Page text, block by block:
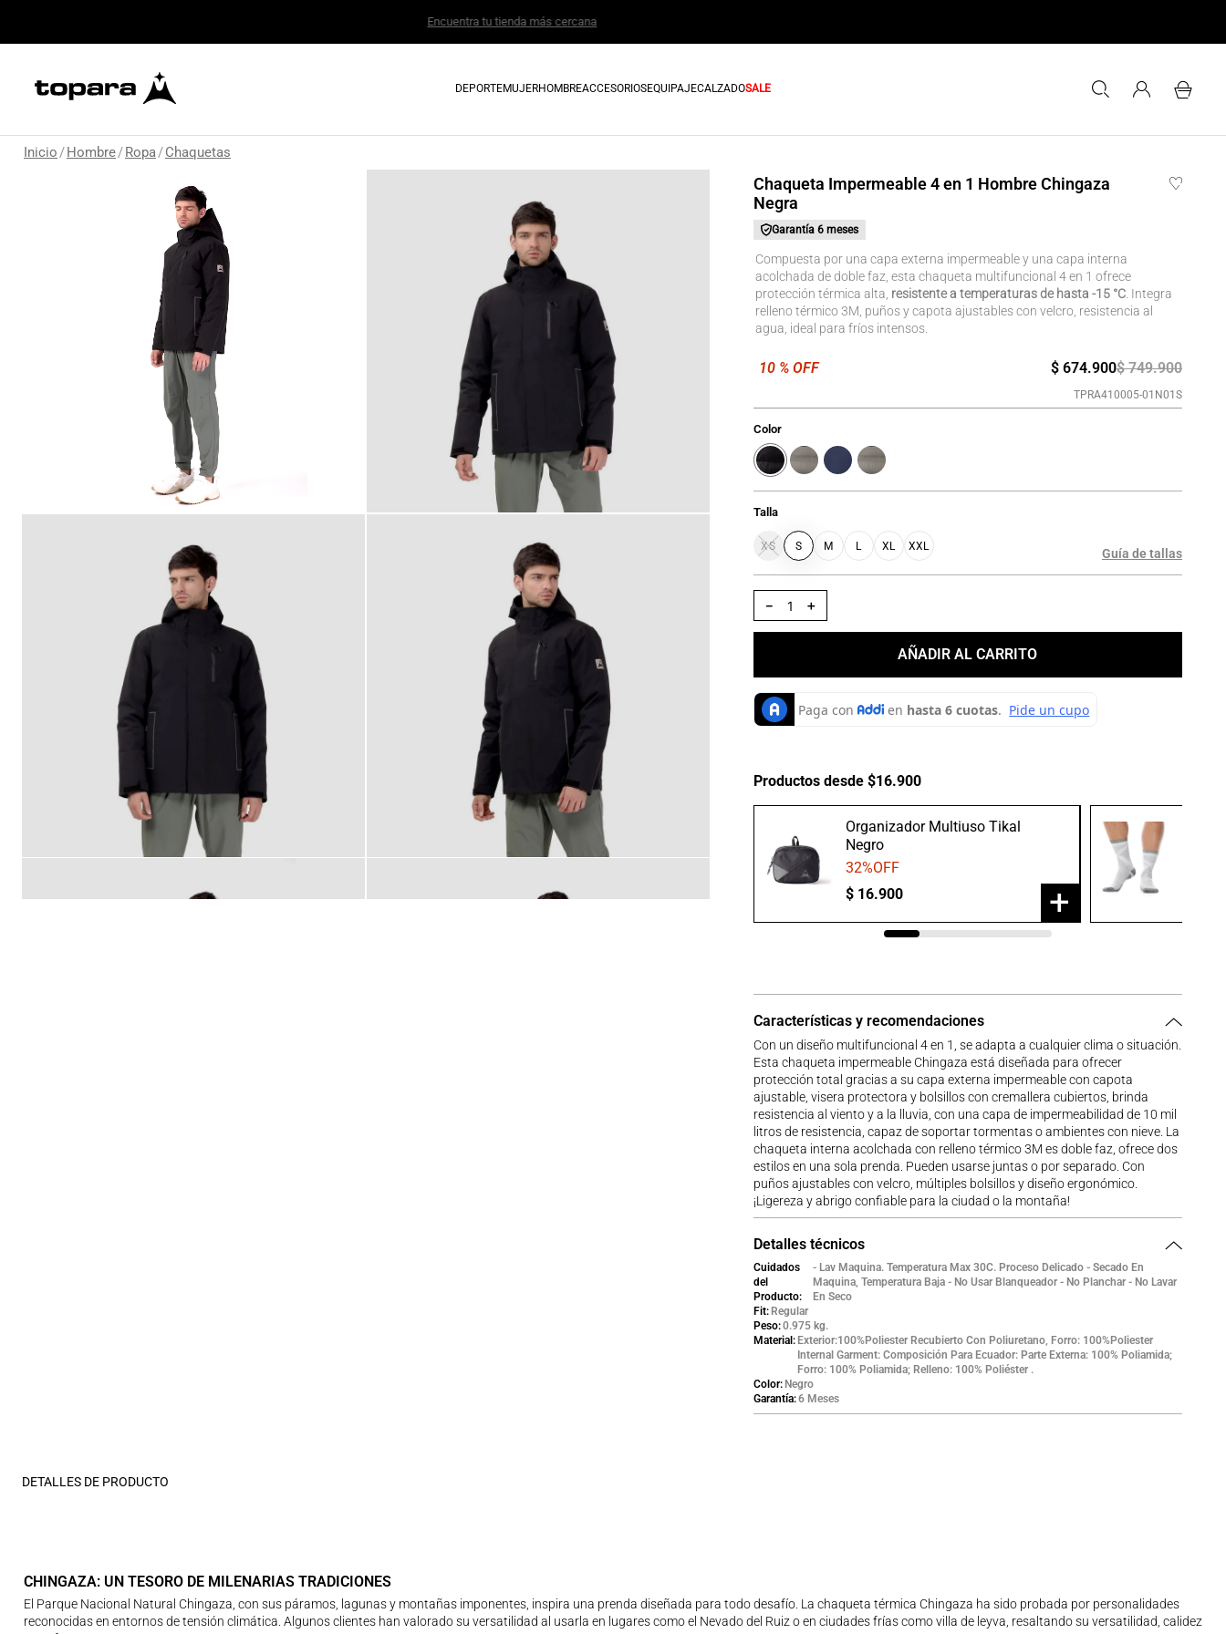
Encuentra tu tienda más cercana
DEPORTEMUJERHOMBREACCESORIOSEQUIPAJECALZADOSALE
Inicio/Hombre/Ropa/Chaquetas
Chaqueta Impermeable 4 en 1 Hombre Chingaza
Negra
Garantía 6 meses
Compuesta por una capa externa impermeable y una capa interna
acolchada de doble faz, esta chaqueta multifuncional 4 en 1 ofrece
protección térmica alta, resistente a temperaturas de hasta -15 °C. Integra
relleno térmico 3M, puños y capota ajustables con velcro, resistencia al
agua, ideal para fríos intensos.
$ 749.900
$ 674.900
TPRA410005-01N01S
Talla
XS S M L XL XXL
Color
Guía de tallas
＋
－
AÑADIR AL CARRITO
Productos desde $16.900
Organizador Multiuso Tikal
Negro
32%OFF
$ 16.900 +
Características y recomendaciones
Con un diseño multifuncional 4 en 1, se adapta a cualquier clima o situación.
Esta chaqueta impermeable Chingaza está diseñada para ofrecer
protección total gracias a su capa externa impermeable con capota
ajustable, visera protectora y bolsillos con cremallera cubiertos, brinda
resistencia al viento y a la lluvia, con una capa de impermeabilidad de 10 mil
litros de resistencia, capaz de soportar tormentas o ambientes con nieve. La
chaqueta interna acolchada con relleno térmico 3M es doble faz, ofrece dos
estilos en una sola prenda. Pueden usarse juntas o por separado. Con
puños ajustables con velcro, múltiples bolsillos y diseño ergonómico.
¡Ligereza y abrigo confiable para la ciudad o la montaña!
Detalles técnicos
Cuidados
del
Producto
- Lav Maquina. Temperatura Max 30C. Proceso Delicado - Secado En
Maquina, Temperatura Baja - No Usar Blanqueador - No Planchar - No Lavar
En Seco
Fit Regular
Peso 0.975 kg.
Material
Exterior:100%Poliester Recubierto Con Poliuretano, Forro: 100%Poliester
Internal Garment: Composición Para Ecuador: Parte Externa: 100% Poliamida;
Forro: 100% Poliamida; Relleno: 100% Poliéster .
Color Negro
Garantía 6 Meses
DETALLES DE PRODUCTO
CHINGAZA: UN TESORO DE MILENARIAS TRADICIONES
El Parque Nacional Natural Chingaza, con sus páramos, lagunas y montañas imponentes, inspira una prenda diseñada para todo desafío. La chaqueta térmica Chingaza ha sido probada por personalidades
reconocidas en entornos de tensión climática. Algunos clientes han valorado su versatilidad al usarla en lugares como el Nevado del Ruiz o en ciudades frías como villa de leyva, resaltando su versatilidad, calidez